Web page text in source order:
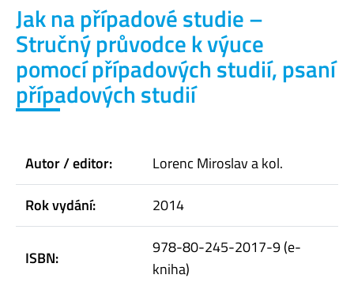
Jak na případové studie –
Stručný průvodce k výuce
pomocí případových studií, psaní
případových studií
Autor / editor:
Lorenc Miroslav a kol.
Rok vydání:
2014
ISBN:
978-80-245-2017-9 (e-
kniha)